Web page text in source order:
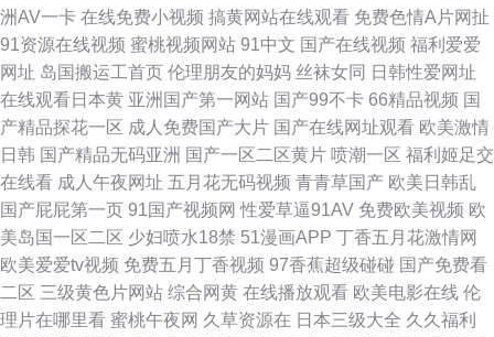
洲AV一卡 在线免费小视频 搞黄网站在线观看 免费色情A片网扯
91资源在线视频 蜜桃视频网站 91中文 国产在线视频 福利爱爱
网址 岛国搬运工首页 伦理朋友的妈妈 丝袜女同 日韩性爱网址
在线观看日本黄 亚洲国产第一网站 国产99不卡 66精品视频 国
产精品探花一区 成人免费国产大片 国产在线网址观看 欧美激情
日韩 国产精品无码亚洲 国产一区二区黄片 喷潮一区 福利姬足交
在线看 成人午夜网址 五月花无码视频 青青草国产 欧美日韩乱
国产屁屁第一页 91国产视频网 性爱草逼91AV 免费欧美视频 欧
美岛国一区二区 少妇喷水18禁 51漫画APP 丁香五月花激情网
欧美爱爱tv视频 免费五月丁香视频 97香蕉超级碰碰 国产免费看
二区 三级黄色片网站 综合网黄 在线播放观看 欧美电影在线 伦
理片在哪里看 蜜桃午夜网 久草资源在 日本三级大全 久久福利